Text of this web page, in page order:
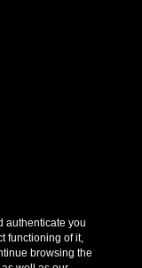
authenticate you
functioning of it,
browsing the